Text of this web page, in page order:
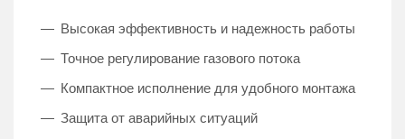
Высокая эффективность и надежность работы
Точное регулирование газового потока
Компактное исполнение для удобного монтажа
Защита от аварийных ситуаций